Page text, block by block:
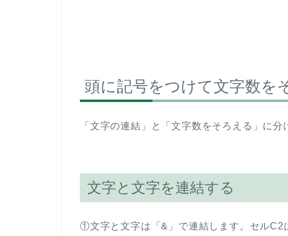
頭に記号をつけて文字数を
「文字の連結」と「文字数をそろえる」に分
文字と文字を連結する
①文字と文字は「&」で連結します。セルC2